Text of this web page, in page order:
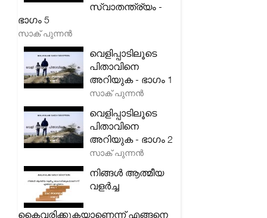
സ്വാതന്ത്ര്യം -
ഭാഗം 5
സാക് പുന്നൻ
വെളിപ്പാടിലൂടെ
പിതാവിനെ
അറിയുക - ഭാഗം 1
സാക് പുന്നൻ
വെളിപ്പാടിലൂടെ
പിതാവിനെ
അറിയുക - ഭാഗം 2
സാക് പുന്നൻ
നിങ്ങൾ ആത്മീയ
വളർച്ച
കൈവരിക്കുകയാണെന്ന് എങ്ങനെ